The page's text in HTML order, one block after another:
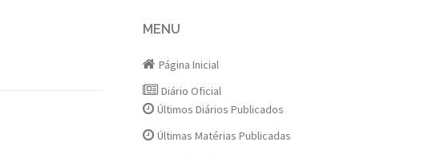
MENU
Página Inicial
Diário Oficial
Últimos Diários Publicados
Últimas Matérias Publicadas